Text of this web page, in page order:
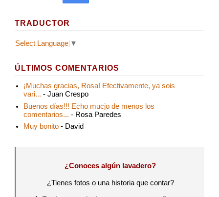
TRADUCTOR
Select Language ▼
ÚLTIMOS COMENTARIOS
¡Muchas gracias, Rosa! Efectivamente, ya sois
vari... - Juan Crespo
Buenos días!!! Echo mucjo de menos los
comentarios... - Rosa Paredes
Muy bonito - David
¿Conoces algún lavadero?
¿Tienes fotos o una historia que contar?